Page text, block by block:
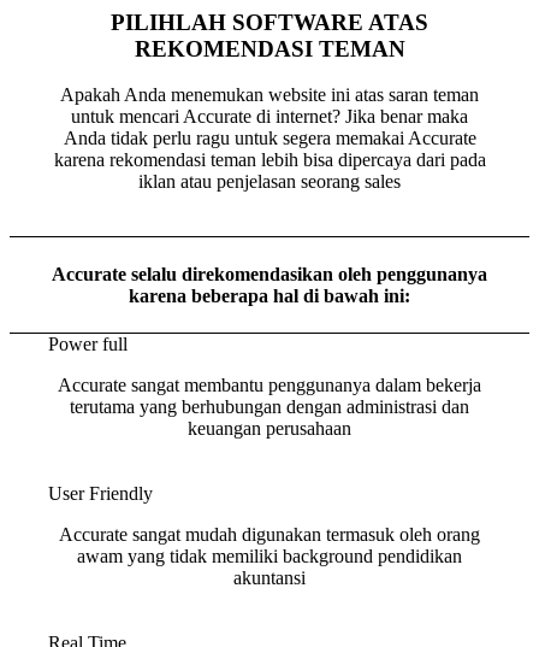
PILIHLAH SOFTWARE ATAS
REKOMENDASI TEMAN
Apakah Anda menemukan website ini atas saran teman
untuk mencari Accurate di internet? Jika benar maka
Anda tidak perlu ragu untuk segera memakai Accurate
karena rekomendasi teman lebih bisa dipercaya dari pada
iklan atau penjelasan seorang sales
Accurate selalu direkomendasikan oleh penggunanya
karena beberapa hal di bawah ini:
Power full
Accurate sangat membantu penggunanya dalam bekerja
terutama yang berhubungan dengan administrasi dan
keuangan perusahaan
User Friendly
Accurate sangat mudah digunakan termasuk oleh orang
awam yang tidak memiliki background pendidikan
akuntansi
Real Time